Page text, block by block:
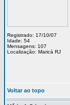
Registrado: 17/10/07
Idade: 54
Mensagens: 107
Localização: Maricá RJ
Voltar ao topo